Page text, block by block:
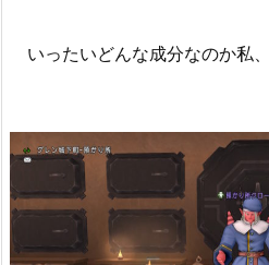
いったいどんな成分なのか私